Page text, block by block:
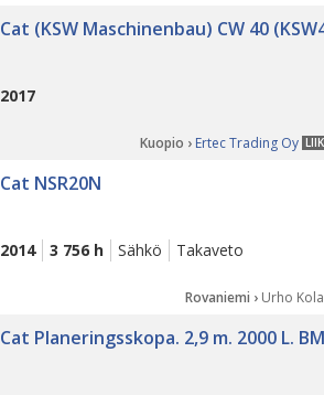
Cat (KSW Maschinenbau) CW 40
2017
Kuopio › Ertec Trading Oy
Cat NSR20N
2014 3 756 h Sähkö Takaveto
Rovaniemi › Urho
Cat Planeringsskopa. 2,9 m. 2000 L.